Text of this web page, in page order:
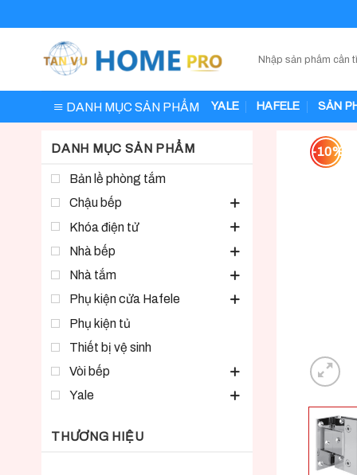
to
DANH MỤC SẢN PHẨM YALE HAFELE SẢN
DANH MỤC SẢN PHẨM
Bản lề phòng tắm
Chậu bếp
Khóa điện tử
Nhà bếp
Nhà tắm
Phụ kiện cửa Hafele
Phụ kiện tủ
Thiết bị vệ sinh
Vòi bếp
Yale
THƯƠNG HIỆU
-10%